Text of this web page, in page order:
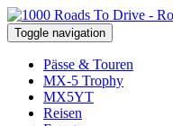
Toggle navigation
Pässe & Touren
MX-5 Trophy
MX5YT
Reisen